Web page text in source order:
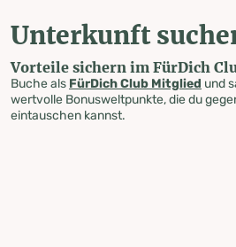
Unterkunft
Vorteile sichern im FürDich
Buche als FürDich Club Mitglied und
wertvolle Bonusweltpunkte, die du
eintauschen kannst.